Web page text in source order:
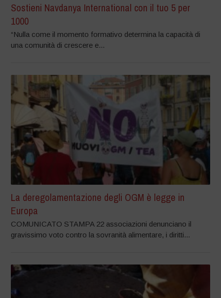
Sostieni Navdanya International con il tuo 5 per
1000
“Nulla come il momento formativo determina la capacità di
una comunità di crescere e...
La deregolamentazione degli OGM è legge in
Europa
COMUNICATO STAMPA 22 associazioni denunciano il
gravissimo voto contro la sovranità alimentare, i diritti...